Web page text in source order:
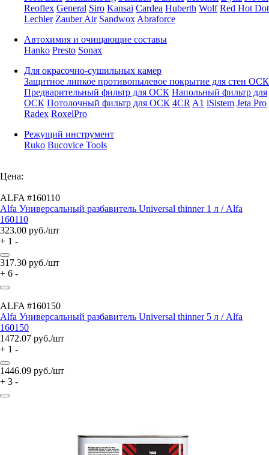
Reoflex General Siro Kansai Cardea Huberth Wolf Red Hot Dot
Lechler Zauber Air Sandwox Abraforce
Автохимия и очищающие составы
Hanko Presto Sonax
Для окрасочно-сушильных камер
Защитное липкое противопылевое покрытие для стен ОСК
Предварительный фильтр для ОСК Напольный фильтр для
ОСК Потолочный фильтр для ОСК 4CR A1 iSistem Jeta Pro
Radex RoxelPro
Режущий инструмент
Ruko Bucovice Tools
Цена:
ALFA #160110
Alfa Универсальный разбавитель Universal thinner 1 л / Alfa
160110
323.00 руб./шт
+ 1 -
317.30 руб./шт
+ 6 -
ALFA #160150
Alfa Универсальный разбавитель Universal thinner 5 л / Alfa
160150
1472.07 руб./шт
+ 1 -
1446.09 руб./шт
+ 3 -